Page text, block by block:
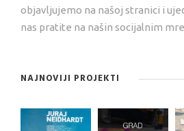
objavljujemo na našoj stranici i
nas pratite na našin socijalnim
NAJNOVIJI PROJEKTI